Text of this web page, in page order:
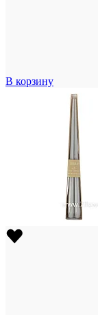
В корзину